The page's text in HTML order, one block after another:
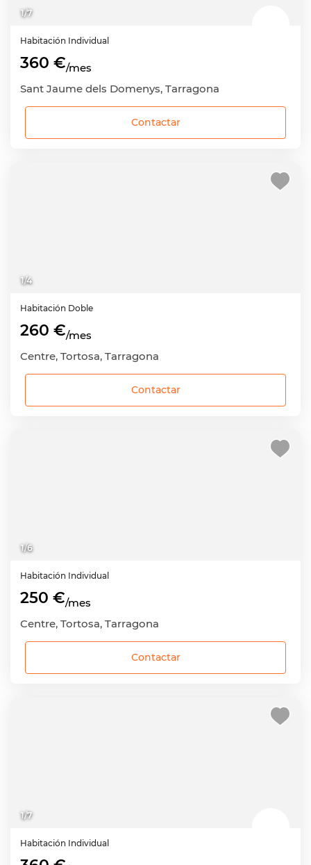
1/7
Habitación Individual
360 €/mes
Sant Jaume dels Domenys, Tarragona
Contactar
1/4
Habitación Doble
260 €/mes
Centre, Tortosa, Tarragona
Contactar
1/6
Habitación Individual
250 €/mes
Centre, Tortosa, Tarragona
Contactar
1/7
Habitación Individual